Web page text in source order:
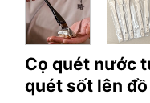
Cọ quét nước
quét sốt lên